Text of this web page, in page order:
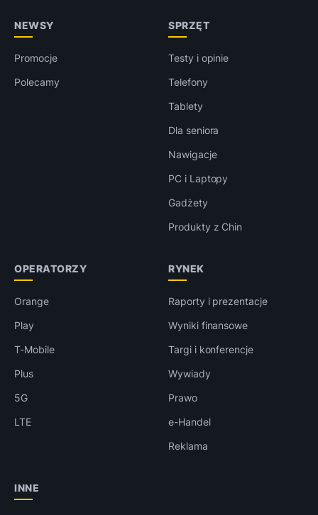
NEWSY
Promocje
Polecamy
SPRZĘT
Testy i opinie
Telefony
Tablety
Dla seniora
Nawigacje
PC i Laptopy
Gadżety
Produkty z Chin
OPERATORZY
Orange
Play
T-Mobile
Plus
5G
LTE
RYNEK
Raporty i prezentacje
Wyniki finansowe
Targi i konferencje
Wywiady
Prawo
e-Handel
Reklama
INNE